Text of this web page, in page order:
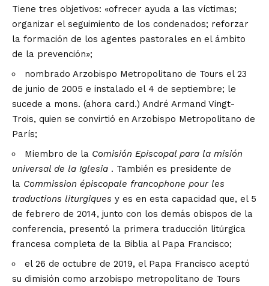
Tiene tres objetivos: «ofrecer ayuda a las víctimas;
organizar el seguimiento de los condenados; reforzar
la formación de los agentes pastorales en el ámbito
de la prevención»;
nombrado Arzobispo Metropolitano de Tours el 23
de junio de 2005 e instalado el 4 de septiembre; le
sucede a mons. (ahora card.) André Armand Vingt-
Trois, quien se convirtió en Arzobispo Metropolitano de
París;
Miembro de la Comisión Episcopal para la misión
universal de la Iglesia . También es presidente de
la Commission épiscopale francophone pour les
traductions liturgiques y es en esta capacidad que, el 5
de febrero de 2014, junto con los demás obispos de la
conferencia, presentó la primera traducción litúrgica
francesa completa de la Biblia al Papa Francisco;
el 26 de octubre de 2019, el Papa Francisco aceptó
su dimisión como arzobispo metropolitano de Tours